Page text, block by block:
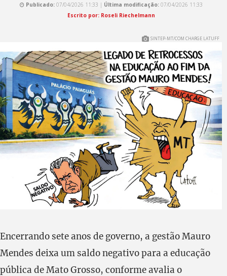
Publicado: 07/04/2026 11:33 | Última modificação: 07/04/2026 11:33
Escrito por: Roseli Riechelmann
SINTEP-MT/COM CHARGE LATUFF
Encerrando sete anos de governo, a gestão Mauro
Mendes deixa um saldo negativo para a educação
pública de Mato Grosso, conforme avalia o